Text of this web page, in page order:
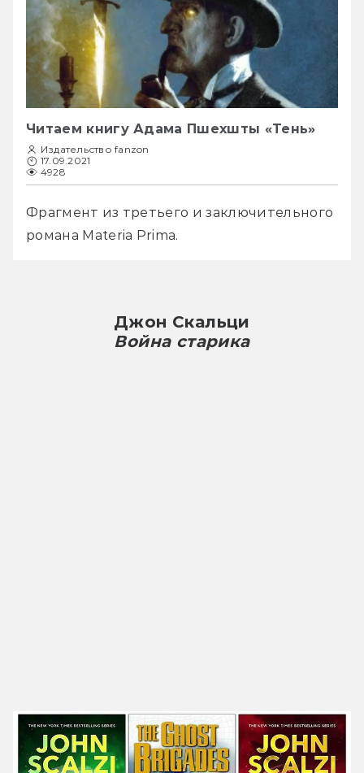
Читаем книгу Адама Пшехшты «Тень»
Издательство fanzon
17.09.2021
4928
Фрагмент из третьего и заключительного
романа Materia Prima.
Джон Скальци
Война старика